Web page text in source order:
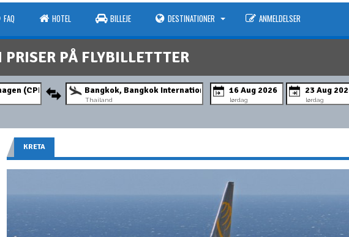
FAQ HOTEL BILLEJE DESTINATIONER ANMELDELSER
PÅ FLYBILLETTTER
Thailand lørdag lørdag
KRETA